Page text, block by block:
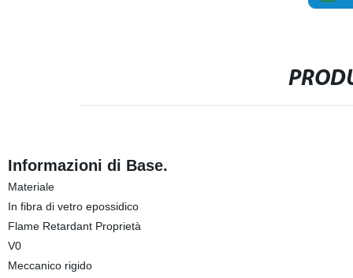
Informazioni di Base.
Materiale
In fibra di vetro epossidico
Flame Retardant Proprietà
V0
Meccanico rigido